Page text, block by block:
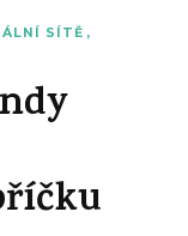
SÍTĚ